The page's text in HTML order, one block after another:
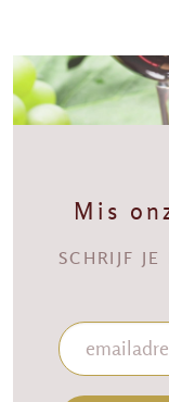
Mis
SCHRIJF